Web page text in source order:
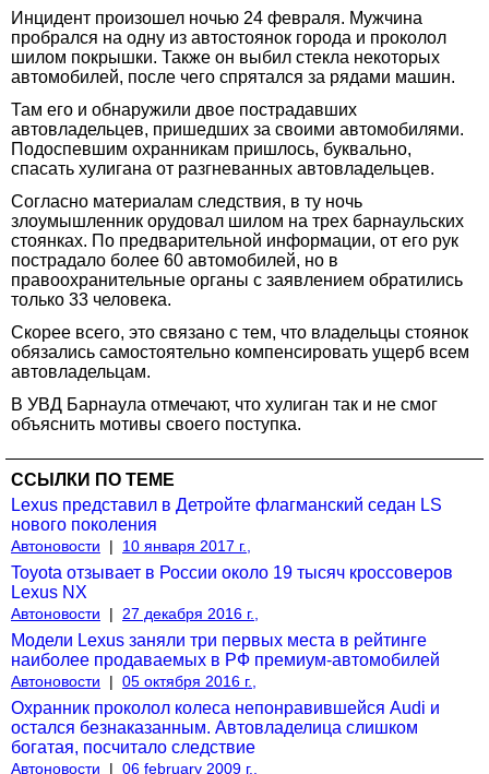
Инцидент произошел ночью 24 февраля. Мужчина
пробрался на одну из автостоянок города и проколол
шилом покрышки. Также он выбил стекла некоторых
автомобилей, после чего спрятался за рядами машин.
Там его и обнаружили двое пострадавших
автовладельцев, пришедших за своими автомобилями.
Подоспевшим охранникам пришлось, буквально,
спасать хулигана от разгневанных автовладельцев.
Согласно материалам следствия, в ту ночь
злоумышленник орудовал шилом на трех барнаульских
стоянках. По предварительной информации, от его рук
пострадало более 60 автомобилей, но в
правоохранительные органы с заявлением обратились
только 33 человека.
Скорее всего, это связано с тем, что владельцы стоянок
обязались самостоятельно компенсировать ущерб всем
автовладельцам.
В УВД Барнаула отмечают, что хулиган так и не смог
объяснить мотивы своего поступка.
ССЫЛКИ ПО ТЕМЕ
Lexus представил в Детройте флагманский седан LS
нового поколения
Автоновости | 10 января 2017 г.,
Toyota отзывает в России около 19 тысяч кроссоверов
Lexus NX
Автоновости | 27 декабря 2016 г.,
Модели Lexus заняли три первых места в рейтинге
наиболее продаваемых в РФ премиум-автомобилей
Автоновости | 05 октября 2016 г.,
Охранник проколол колеса непонравившейся Audi и
остался безнаказанным. Автовладелица слишком
богатая, посчитало следствие
Автоновости | 06 february 2009 г.,